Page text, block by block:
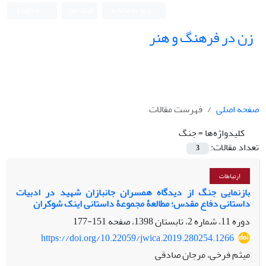
زن در فرهنگ و هنر
صفحه اصلی
فهرست مقالات
کلیدواژه‌ها =جنگ
تعداد مقالات:
3
ارتباطات
بازنمایی جنگ از دیدگاه همسران جانبازان شهید در ادبیات
داستانی دفاع مقدس؛ مطالعۀ مجموعۀ داستانی اینک شوکران
دوره 11، شماره 2، تابستان 1398، صفحه
151-177
https://doi.org/10.22059/jwica.2019.280254.1266
میثم فرخی، مرجان صادقی